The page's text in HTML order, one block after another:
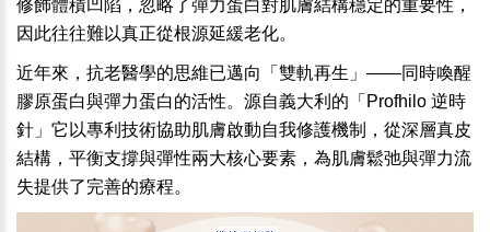
修飾體積凹陷，忽略了彈力蛋白對肌膚結構穩定的重要性，
因此往往難以真正從根源延緩老化。
近年來，抗老醫學的思維已邁向「雙軌再生」——同時喚醒
膠原蛋白與彈力蛋白的活性。源自義大利的「Profhilo 逆時
針」它以專利技術協助肌膚啟動自我修護機制，從深層真皮
結構，平衡支撐與彈性兩大核心要素，為肌膚鬆弛與彈力流
失提供了完善的療程。